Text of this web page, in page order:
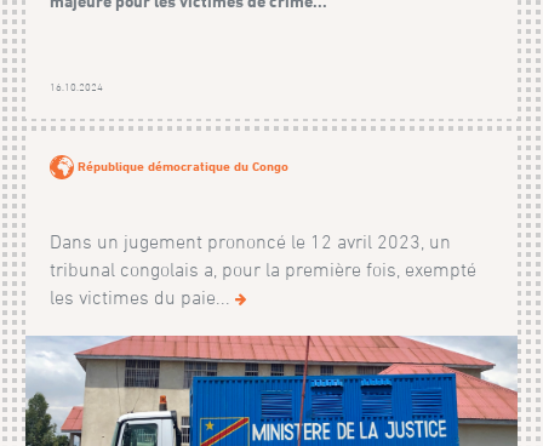
16.10.2024
République démocratique du Congo
Dans un jugement prononcé le 12 avril 2023, un
tribunal congolais a, pour la première fois, exempté
les victimes du paie...